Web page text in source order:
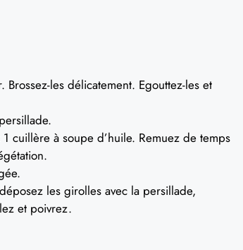
les délicatement. Egouttez-les et
cuillère à soupe d’huile. Remuez de temps
les girolles avec la persillade,
et poivrez.